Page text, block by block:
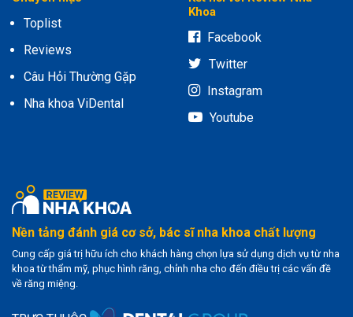
Toplist
Reviews
Câu Hỏi Thường Gặp
Nha khoa ViDental
Khoa
Facebook
Twitter
Instagram
Youtube
Nền tảng đánh giá cơ sở, bác sĩ nha khoa chất lượng
Cung cấp giá trị hữu ích cho khách hàng chọn lựa sử dụng dịch vụ từ nha
khoa từ thẩm mỹ, phục hình răng, chỉnh nha cho đến điều trị các vấn đề
về răng miệng.